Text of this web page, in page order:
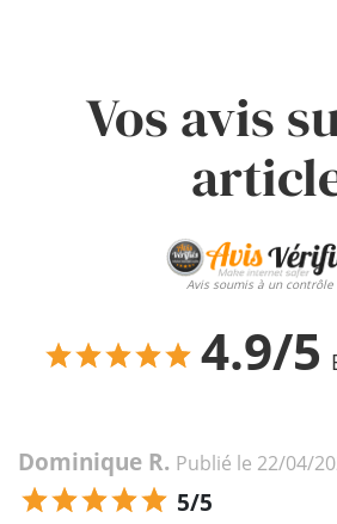
Vos avis
Avis soumis à un contrôle
4.9/5
Dominique R. Publié le 22/04/
5/5